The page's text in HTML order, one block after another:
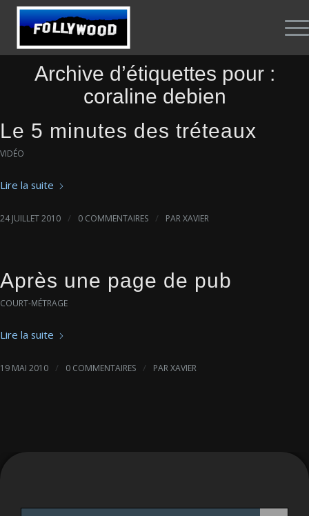
Archive d’étiquettes pour :
coraline debien
Le 5 minutes des tréteaux
VIDÉO
Lire la suite
24 JUILLET 2010 / 0 COMMENTAIRES / PARXAVIER
Après une page de pub
COURT-MÉTRAGE
Lire la suite
19 MAI 2010 / 0 COMMENTAIRES / PARXAVIER